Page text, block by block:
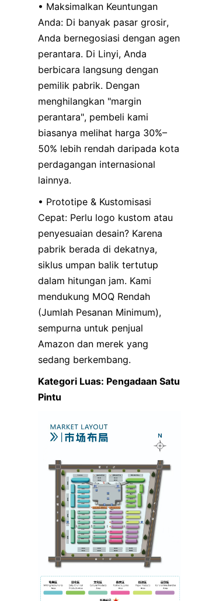
• Maksimalkan Keuntungan
Anda: Di banyak pasar grosir,
Anda bernegosiasi dengan agen
perantara. Di Linyi, Anda
berbicara langsung dengan
pemilik pabrik. Dengan
menghilangkan "margin
perantara", pembeli kami
biasanya melihat harga 30%–
50% lebih rendah daripada kota
perdagangan internasional
lainnya.
• Prototipe & Kustomisasi
Cepat: Perlu logo kustom atau
penyesuaian desain? Karena
pabrik berada di dekatnya,
siklus umpan balik tertutup
dalam hitungan jam. Kami
mendukung MOQ Rendah
(Jumlah Pesanan Minimum),
sempurna untuk penjual
Amazon dan merek yang
sedang berkembang.
Kategori Luas: Pengadaan Satu
Pintu